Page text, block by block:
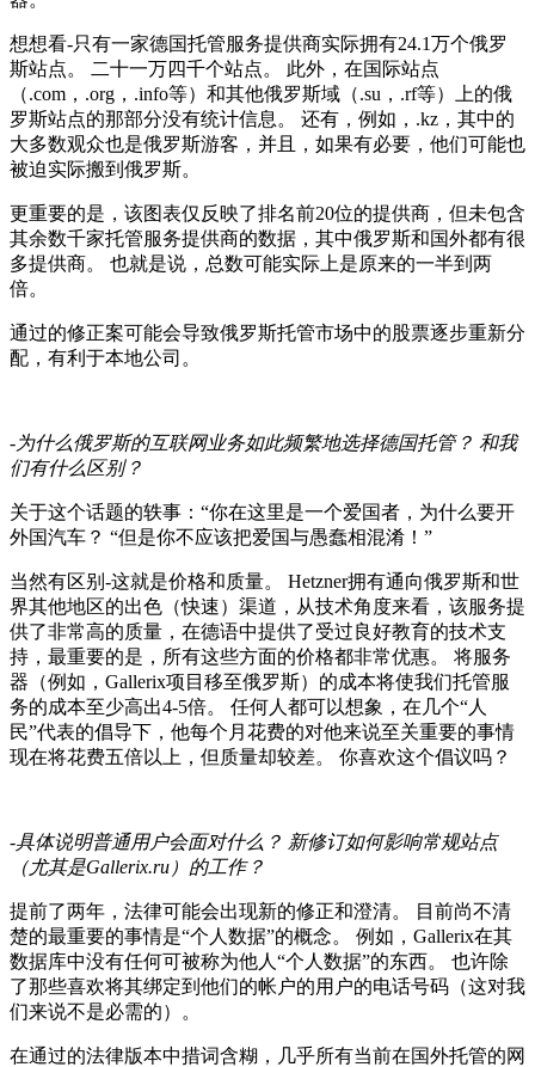
想想看-只有一家德国托管服务提供商实际拥有24.1万个俄罗
斯站点。 二十一万四千个站点。 此外，在国际站点
（.com，.org，.info等）和其他俄罗斯域（.su，.rf等）上的俄
罗斯站点的那部分没有统计信息。 还有，例如，.kz，其中的
大多数观众也是俄罗斯游客，并且，如果有必要，他们可能也
被迫实际搬到俄罗斯。
更重要的是，该图表仅反映了排名前20位的提供商，但未包含
其余数千家托管服务提供商的数据，其中俄罗斯和国外都有很
多提供商。 也就是说，总数可能实际上是原来的一半到两
倍。
通过的修正案可能会导致俄罗斯托管市场中的股票逐步重新分
配，有利于本地公司。
-为什么俄罗斯的互联网业务如此频繁地选择德国托管？ 和我
们有什么区别？
关于这个话题的轶事：“你在这里是一个爱国者，为什么要开
外国汽车？ “但是你不应该把爱国与愚蠢相混淆！”
当然有区别-这就是价格和质量。 Hetzner拥有通向俄罗斯和世
界其他地区的出色（快速）渠道，从技术角度来看，该服务提
供了非常高的质量，在德语中提供了受过良好教育的技术支
持，最重要的是，所有这些方面的价格都非常优惠。 将服务
器（例如，Gallerix项目移至俄罗斯）的成本将使我们托管服
务的成本至少高出4-5倍。 任何人都可以想象，在几个“人
民”代表的倡导下，他每个月花费的对他来说至关重要的事情
现在将花费五倍以上，但质量却较差。 你喜欢这个倡议吗？
-具体说明普通用户会面对什么？ 新修订如何影响常规站点
（尤其是Gallerix.ru）的工作？
提前了两年，法律可能会出现新的修正和澄清。 目前尚不清
楚的最重要的事情是“个人数据”的概念。 例如，Gallerix在其
数据库中没有任何可被称为他人“个人数据”的东西。 也许除
了那些喜欢将其绑定到他们的帐户的用户的电话号码（这对我
们来说不是必需的）。
在通过的法律版本中措词含糊，几乎所有当前在国外托管的网